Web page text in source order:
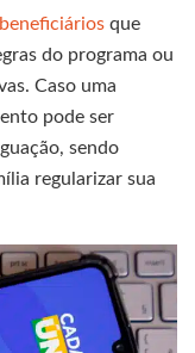
que
do programa ou
Caso uma
pode ser
sendo
regularizar sua